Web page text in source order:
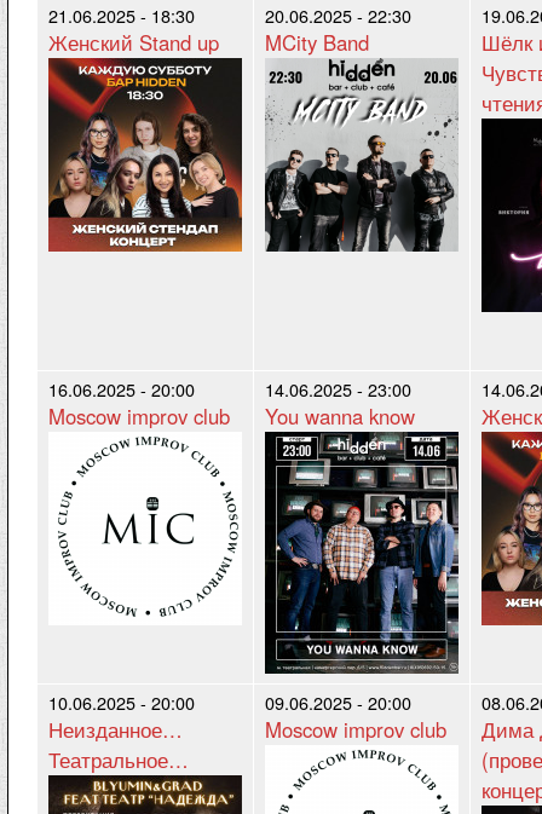
21.06.2025 - 18:30
Женский Stand up
20.06.2025 - 22:30
MCity Band
Шёлк
16.06.2025 - 20:00
Moscow improv club
14.06.2025 - 23:00
You wanna know
10.06.2025 - 20:00
Неизданное…
Театральное…
09.06.2025 - 20:00
Moscow improv club
Дима